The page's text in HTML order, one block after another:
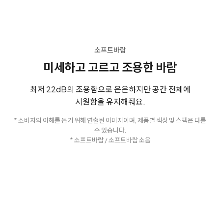
소프트바람
미세하고 고르고 조용한 바람
최저 22dB의 조용함으로 은은하지만 공간 전체에
시원함을 유지해줘요.
* 소비자의 이해를 돕기 위해 연출된 이미지이며, 제품별 색상 및 스펙은 다를
수 있습니다.
* 소프트바람 / 소프트바람 소음